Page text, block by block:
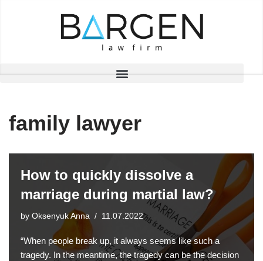
family lawyer
How to quickly dissolve a
marriage during martial law?
by Oksenyuk Anna 11.07.2022
“When people break up, it always seems like such a
tragedy. In the meantime, the tragedy can be the decision